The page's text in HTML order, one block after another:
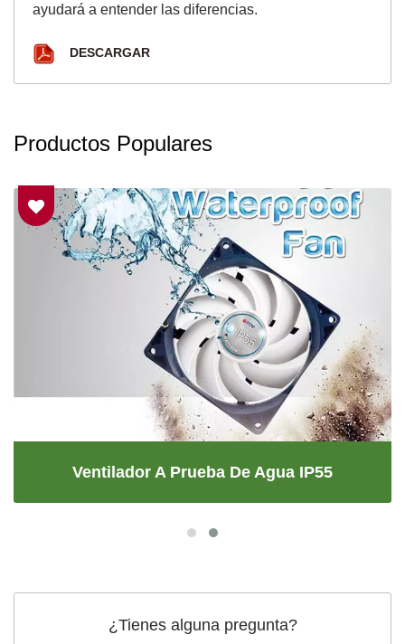
ayudará a entender las diferencias.
DESCARGAR
Productos Populares
Ventilador A Prueba De Agua IP55
¿Tienes alguna pregunta?